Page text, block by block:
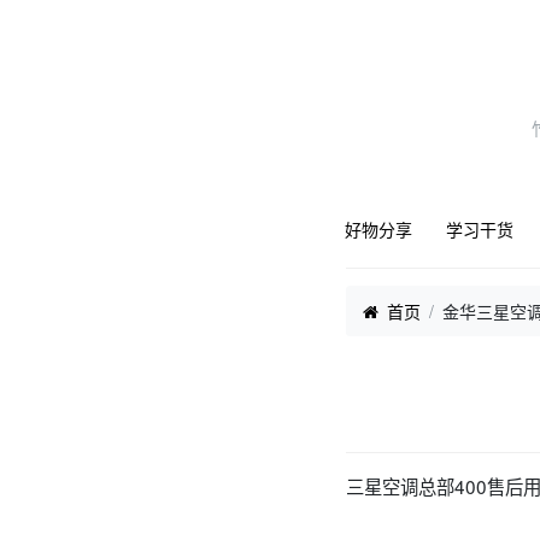
好物分享 学习干货
首页 金华三星空
三星空调总部400售后